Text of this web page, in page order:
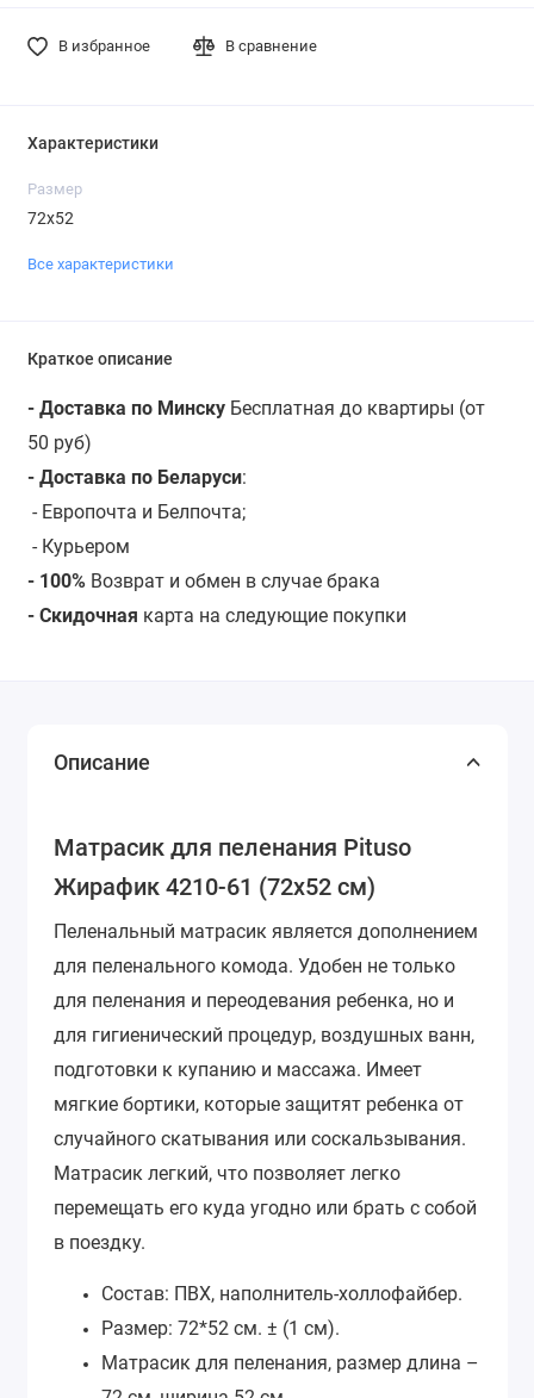
В избранное В сравнение
Характеристики
Размер
72х52
Все характеристики
Краткое описание
- Доставка по МинскуБесплатная до квартиры (от
50 руб)
- Доставка по Беларуси:
- Европочта и Белпочта;
- Курьером
- 100% Возврат и обмен в случае брака
- Скидочная карта на следующие покупки
Описание
Матрасик для пеленания Pituso
Жирафик 4210-61 (72х52 см)
Пеленальный матрасик является дополнением
для пеленального комода. Удобен не только
для пеленания и переодевания ребенка, но и
для гигиенический процедур, воздушных ванн,
подготовки к купанию и массажа. Имеет
мягкие бортики, которые защитят ребенка от
случайного скатывания или соскальзывания.
Матрасик легкий, что позволяет легко
перемещать его куда угодно или брать с собой
в поездку.
Состав: ПВХ, наполнитель-холлофайбер.
Размер: 72*52 см. ± (1 см).
Матрасик для пеленания, размер длина –